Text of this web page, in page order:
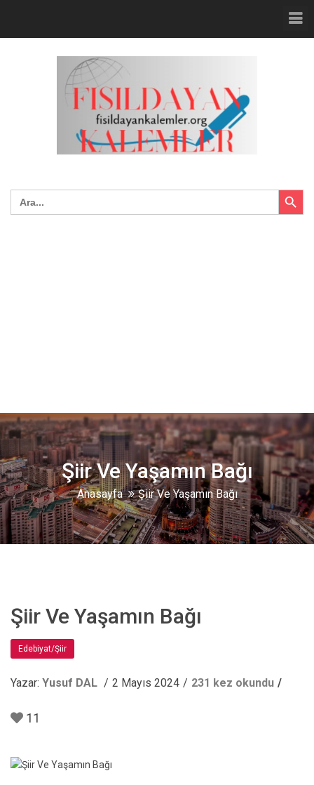
Search
for:
Search Button
Şiir Ve Yaşamın Bağı
Anasayfa Şiir Ve Yaşamın Bağı
Şiir Ve Yaşamın Bağı
Edebiyat/Şiir
Yazar: Yusuf DAL 2 Mayıs 2024 231 kez okundu
11